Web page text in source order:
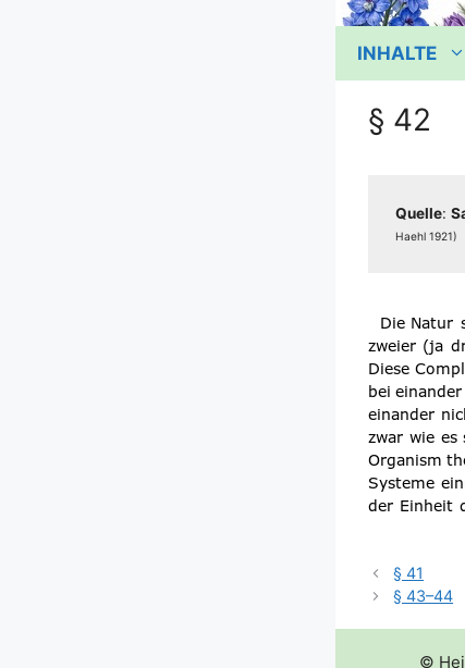
INHALTE
§ 42
Quel­le:
Haehl 1921)
§ 41
§ 43–44
©